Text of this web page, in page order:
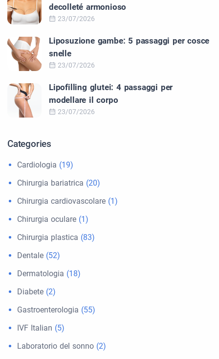
decolleté armonioso
23/07/2026
Liposuzione gambe: 5 passaggi per cosce
snelle
23/07/2026
Lipofilling glutei: 4 passaggi per
modellare il corpo
23/07/2026
Categories
Cardiologia (19)
Chirurgia bariatrica (20)
Chirurgia cardiovascolare (1)
Chirurgia oculare (1)
Chirurgia plastica (83)
Dentale (52)
Dermatologia (18)
Diabete (2)
Gastroenterologia (55)
IVF Italian (5)
Laboratorio del sonno (2)